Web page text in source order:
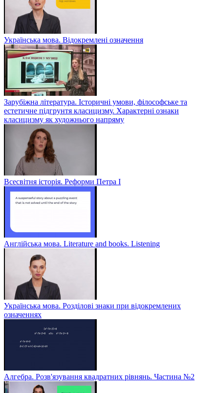
Українська мова. Відокремлені означення
Зарубіжна література. Історичні умови, філософське та
естетичне підгрунтя класицизму. Характерні ознаки
класицизму як художнього напряму
Всесвітня історія. Реформи Петра І
Англійська мова. Literature and books. Listening
Українська мова. Розділові знаки при відокремлених
означеннях
Алгебра. Розв'язування квадратних рівнянь. Частина №2